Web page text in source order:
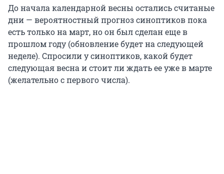
До начала календарной весны остались считаные
дни — вероятностный прогноз синоптиков пока
есть только на март, но он был сделан еще в
прошлом году (обновление будет на следующей
неделе). Спросили у синоптиков, какой будет
следующая весна и стоит ли ждать ее уже в марте
(желательно с первого числа).